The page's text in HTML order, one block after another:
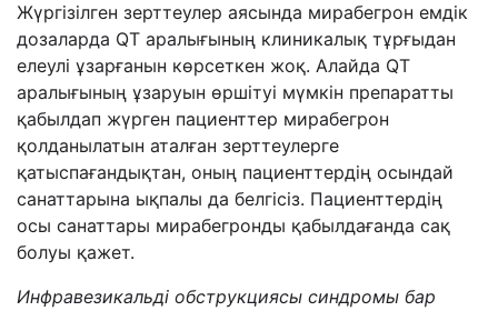
Жүргізілген зерттеулер аясында мирабегрон емдік
дозаларда QT аралығының клиникалық тұрғыдан
елеулі ұзарғанын көрсеткен жоқ. Алайда QT
аралығының ұзаруын өршітуі мүмкін препаратты
қабылдап жүрген пациенттер мирабегрон
қолданылатын аталған зерттеулерге
қатыспағандықтан, оның пациенттердің осындай
санаттарына ықпалы да белгісіз. Пациенттердің
осы санаттары мирабегронды қабылдағанда сақ
болуы қажет.
Инфравезикальді обструкциясы синдромы бар